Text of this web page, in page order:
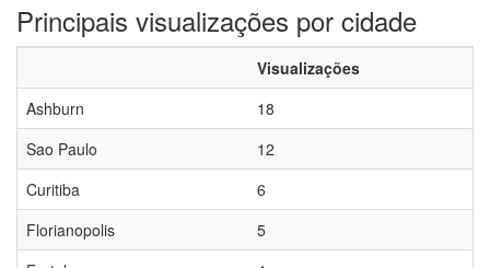
Principais visualizações por cidade
Visualizações
Ashburn
18
Sao Paulo
12
Curitiba
6
Florianopolis
5